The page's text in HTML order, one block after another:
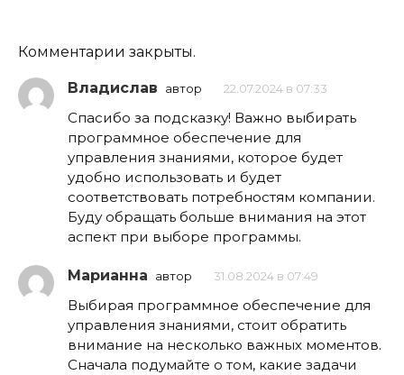
Комментарии закрыты.
Владислав автор 22.07.2024 в 07:33
Спасибо за подсказку! Важно выбирать
программное обеспечение для
управления знаниями, которое будет
удобно использовать и будет
соответствовать потребностям компании.
Буду обращать больше внимания на этот
аспект при выборе программы.
Марианна автор 31.08.2024 в 07:49
Выбирая программное обеспечение для
управления знаниями, стоит обратить
внимание на несколько важных моментов.
Сначала подумайте о том, какие задачи